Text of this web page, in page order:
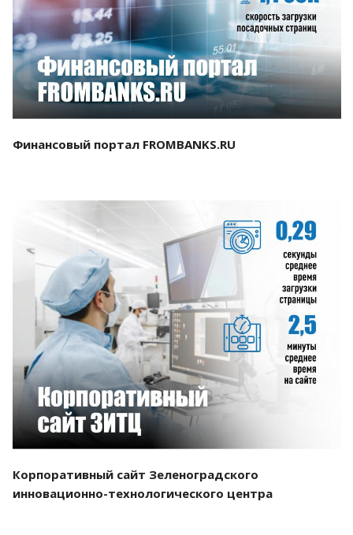
Смотреть проект
Финансовый портал FROMBANKS.RU
Смотреть проект
Корпоративный сайт Зеленоградского
инновационно-технологического центра